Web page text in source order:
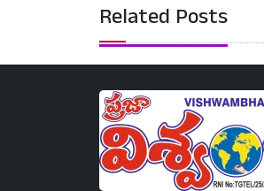
Related Posts